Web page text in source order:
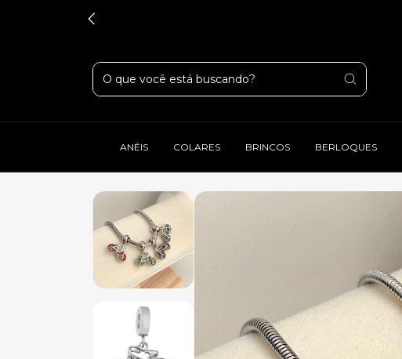
ANÉIS COLARES BRINCOS BERLOQUES